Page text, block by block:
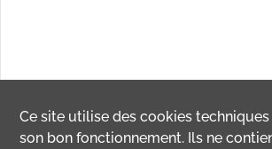
Ce site utilise descookies techniques
son bon fonctionnement. Ils ne